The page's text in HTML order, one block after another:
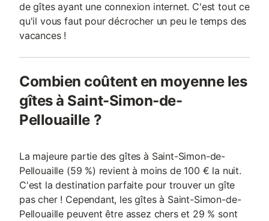
de gîtes ayant une connexion internet. C'est tout ce
qu'il vous faut pour décrocher un peu le temps des
vacances !
Combien coûtent en moyenne les
gîtes à Saint-Simon-de-
Pellouaille ?
La majeure partie des gîtes à Saint-Simon-de-
Pellouaille (59 %) revient à moins de 100 € la nuit.
C'est la destination parfaite pour trouver un gîte
pas cher ! Cependant, les gîtes à Saint-Simon-de-
Pellouaille peuvent être assez chers et 29 % sont